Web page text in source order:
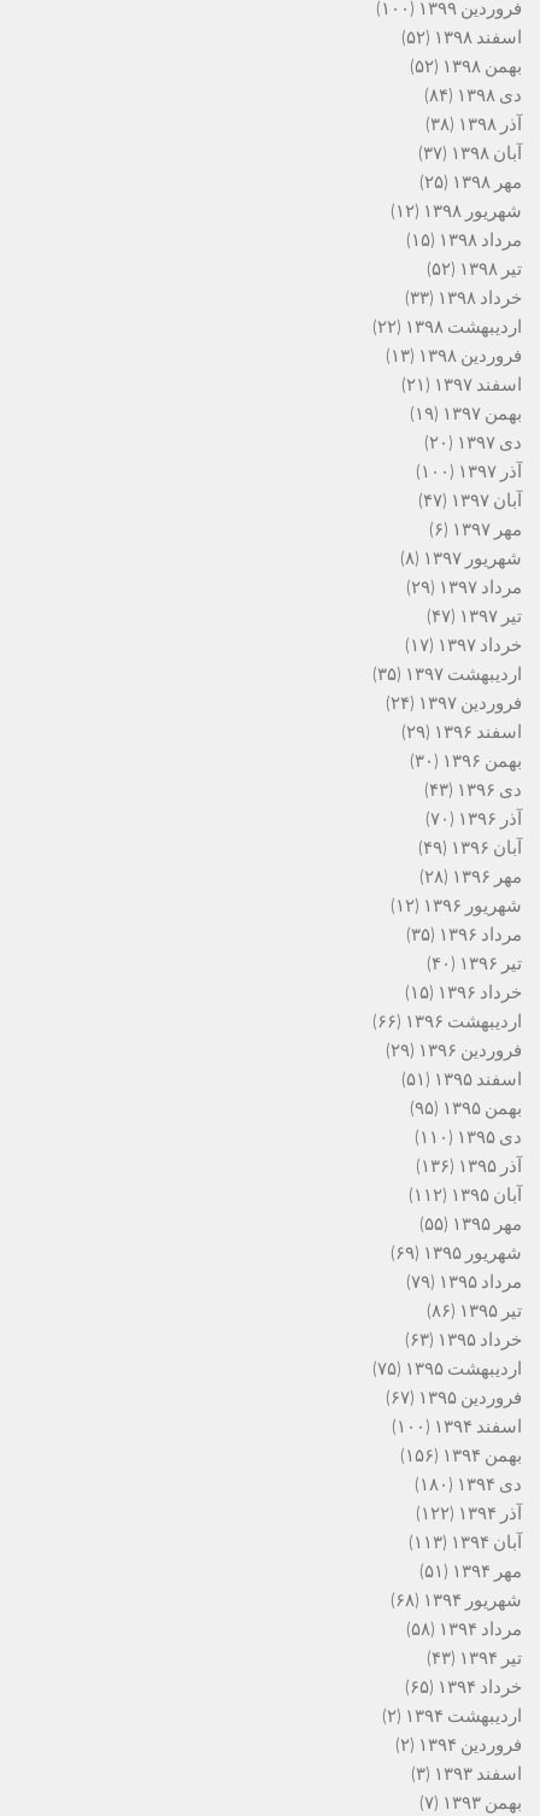
فروردین ۱۳۹۹
(۱۰۰)
اسفند ۱۳۹۸
(۵۲)
بهمن ۱۳۹۸
(۵۲)
دی ۱۳۹۸
(۸۴)
آذر ۱۳۹۸
(۳۸)
آبان ۱۳۹۸
(۳۷)
مهر ۱۳۹۸
(۲۵)
شهریور ۱۳۹۸
(۱۲)
مرداد ۱۳۹۸
(۱۵)
تیر ۱۳۹۸
(۵۲)
خرداد ۱۳۹۸
(۳۳)
اردیبهشت ۱۳۹۸
(۲۲)
فروردین ۱۳۹۸
(۱۳)
اسفند ۱۳۹۷
(۲۱)
بهمن ۱۳۹۷
(۱۹)
دی ۱۳۹۷
(۲۰)
آذر ۱۳۹۷
(۱۰۰)
آبان ۱۳۹۷
(۴۷)
مهر ۱۳۹۷
(۶)
شهریور ۱۳۹۷
(۸)
مرداد ۱۳۹۷
(۲۹)
تیر ۱۳۹۷
(۴۷)
خرداد ۱۳۹۷
(۱۷)
اردیبهشت ۱۳۹۷
(۳۵)
فروردین ۱۳۹۷
(۲۴)
اسفند ۱۳۹۶
(۲۹)
بهمن ۱۳۹۶
(۳۰)
دی ۱۳۹۶
(۴۳)
آذر ۱۳۹۶
(۷۰)
آبان ۱۳۹۶
(۴۹)
مهر ۱۳۹۶
(۲۸)
شهریور ۱۳۹۶
(۱۲)
مرداد ۱۳۹۶
(۳۵)
تیر ۱۳۹۶
(۴۰)
خرداد ۱۳۹۶
(۱۵)
اردیبهشت ۱۳۹۶
(۶۶)
فروردین ۱۳۹۶
(۲۹)
اسفند ۱۳۹۵
(۵۱)
بهمن ۱۳۹۵
(۹۵)
دی ۱۳۹۵
(۱۱۰)
آذر ۱۳۹۵
(۱۳۶)
آبان ۱۳۹۵
(۱۱۲)
مهر ۱۳۹۵
(۵۵)
شهریور ۱۳۹۵
(۶۹)
مرداد ۱۳۹۵
(۷۹)
تیر ۱۳۹۵
(۸۶)
خرداد ۱۳۹۵
(۶۳)
اردیبهشت ۱۳۹۵
(۷۵)
فروردین ۱۳۹۵
(۶۷)
اسفند ۱۳۹۴
(۱۰۰)
بهمن ۱۳۹۴
(۱۵۶)
دی ۱۳۹۴
(۱۸۰)
آذر ۱۳۹۴
(۱۲۲)
آبان ۱۳۹۴
(۱۱۳)
مهر ۱۳۹۴
(۵۱)
شهریور ۱۳۹۴
(۶۸)
مرداد ۱۳۹۴
(۵۸)
تیر ۱۳۹۴
(۴۳)
خرداد ۱۳۹۴
(۶۵)
اردیبهشت ۱۳۹۴
(۲)
فروردین ۱۳۹۴
(۲)
اسفند ۱۳۹۳
(۳)
بهمن ۱۳۹۳
(۷)